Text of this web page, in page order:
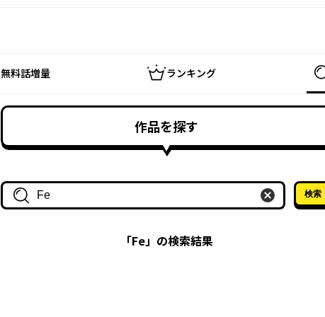
無料話増量 ランキング
作品を探す
作品名・作家名で探す
検索
「Fe」の検索結果